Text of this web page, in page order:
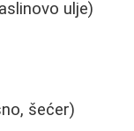
ulje)
šećer)